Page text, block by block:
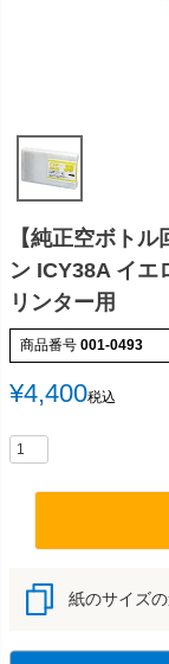
【純正空ボト
ン ICY38A イエ
リンター用
商品番号 001-0493
¥4,400税込
紙のサイズ